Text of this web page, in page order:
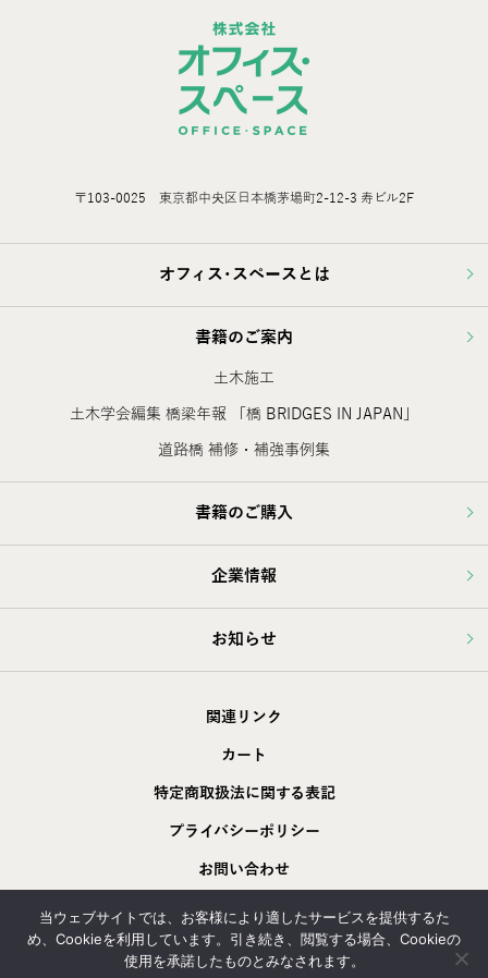
〒103-0025 東京都中央区日本橋茅場町2-12-3 寿ビル2F
オフィス･スペースとは
書籍のご案内
土木施工
土木学会編集 橋梁年報 「橋 BRIDGES IN JAPAN」
道路橋 補修・補強事例集
書籍のご購入
企業情報
お知らせ
関連リンク
カート
特定商取扱法に関する表記
プライバシーポリシー
お問い合わせ
採用情報
Copyright © 土木施工＆Office Space, All right reserved.
当ウェブサイトでは、お客様により適したサービスを提供するた
め、Cookieを利用しています。引き続き、閲覧する場合、Cookieの
使用を承諾したものとみなされます。